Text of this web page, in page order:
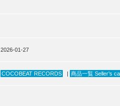
2026-01-27
COCOBEAT RECORDS | 商品一覧 Seller’s